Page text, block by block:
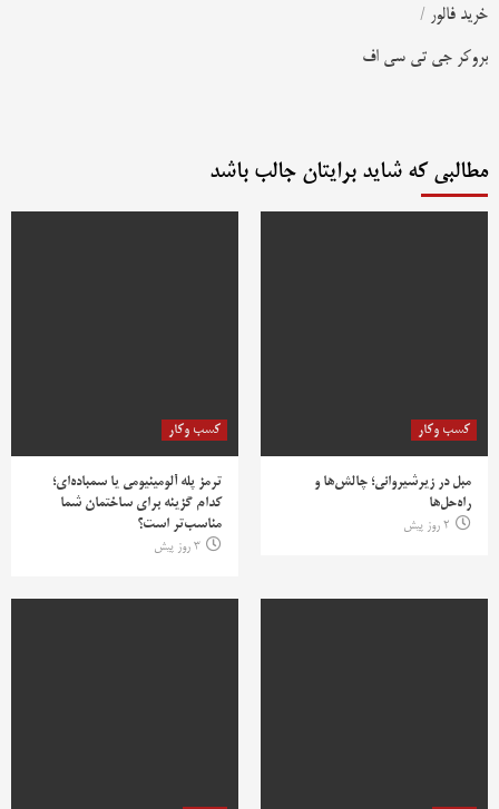
خرید فالور /
بروکر جی تی سی اف
مطالبی که شاید برایتان جالب باشد
کسب وکار
مبل در زیرشیروانی؛ چالش‌ها و
راه‌حل‌ها
2 روز پیش
کسب وکار
ترمز پله آلومینیومی یا سمباده‌ای؛
کدام گزینه برای ساختمان شما
مناسب‌تر است؟
3 روز پیش